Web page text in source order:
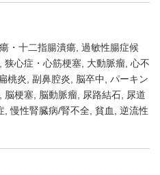
・十二指腸潰瘍 過敏性腸症候
狭心症・心筋梗塞 大動脈瘤 心不
扁桃炎 副鼻腔炎 脳卒中
パーキン
脳梗塞 脳動脈瘤 尿路結石
尿道
慢性腎臓病/腎不全 貧血
逆流性